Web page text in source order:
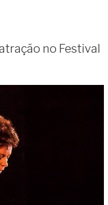
no Festival